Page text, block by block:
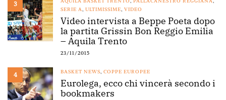
3
SERIE A, ULTIMISSIME, VIDEO
Video intervista a Beppe Poeta dopo
la partita Grissin Bon Reggio Emilia
– Aquila Trento
23/11/2015
4 BASKET NEWS, COPPE EUROPEE
Eurolega, ecco chi vincerà secondo i
bookmakers